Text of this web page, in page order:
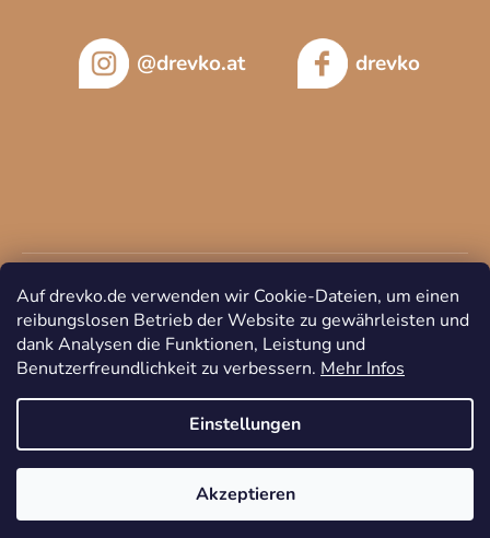
Auf drevko.de verwenden wir Cookie-Dateien, um einen
reibungslosen Betrieb der Website zu gewährleisten und
dank Analysen die Funktionen, Leistung und
Benutzerfreundlichkeit zu verbessern. Mehr Infos
Einstellungen
Akzeptieren
@drevko.at drevko
Erstellt von Shoptet
Copyright 2026DREVKO. Alle Rechte vorbehalten.